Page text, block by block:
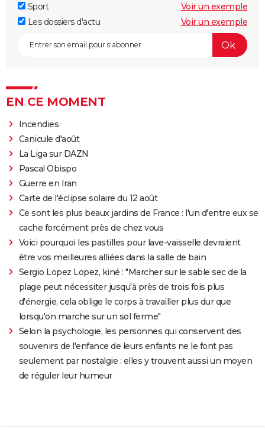
Sport
Voir un exemple
Les dossiers d'actu
Voir un exemple
EN CE MOMENT
Incendies
Canicule d'août
La Liga sur DAZN
Pascal Obispo
Guerre en Iran
Carte de l'éclipse solaire du 12 août
Ce sont les plus beaux jardins de France : l'un d'entre eux se
cache forcément près de chez vous
Voici pourquoi les pastilles pour lave-vaisselle devraient
être vos meilleures alliées dans la salle de bain
Sergio Lopez Lopez, kiné : "Marcher sur le sable sec de la
plage peut nécessiter jusqu'à près de trois fois plus
d'énergie, cela oblige le corps à travailler plus dur que
lorsqu'on marche sur un sol ferme"
Selon la psychologie, les personnes qui conservent des
souvenirs de l'enfance de leurs enfants ne le font pas
seulement par nostalgie : elles y trouvent aussi un moyen
de réguler leur humeur